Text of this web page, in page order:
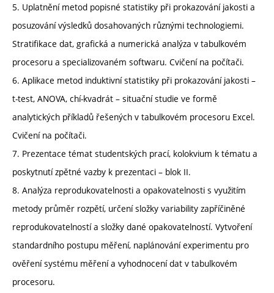
5. Uplatnění metod popisné statistiky při prokazování jakosti a
posuzování výsledků dosahovaných různými technologiemi.
Stratifikace dat, grafická a numerická analýza v tabulkovém
procesoru a specializovaném softwaru. Cvičení na počítači.
6. Aplikace metod induktivní statistiky při prokazování jakosti –
t-test, ANOVA, chí-kvadrát – situační studie ve formě
analytických příkladů řešených v tabulkovém procesoru Excel.
Cvičení na počítači.
7. Prezentace témat studentských prací, kolokvium k tématu a
poskytnutí zpětné vazby k prezentaci – blok II.
8. Analýza reprodukovatelnosti a opakovatelnosti s využitím
metody průměr rozpětí, určení složky variability zapříčiněné
reprodukovatelností a složky dané opakovatelností. Vytvoření
standardního postupu měření, naplánování experimentu pro
ověření systému měření a vyhodnocení dat v tabulkovém
procesoru.